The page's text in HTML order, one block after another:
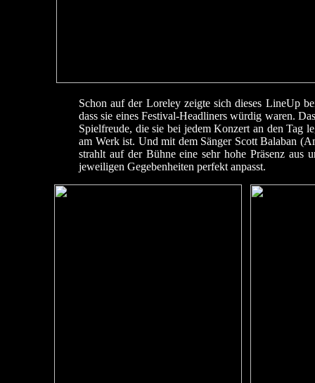
Schon auf der Loreley zeigte sich dieses LineUp
dass sie eines Festival-Headliners würdig waren.
Spielfreude, die sie bei jedem Konzert an den Tag
am Werk ist. Und mit dem Sänger Scott Balaban
strahlt auf der Bühne eine sehr hohe Präsenz aus
jeweiligen Gegebenheiten perfekt anpasst.